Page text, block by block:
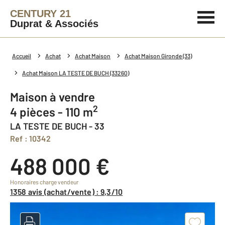
CENTURY 21
Duprat & Associés
Accueil Achat Achat Maison Achat Maison Gironde (33)
Achat Maison LA TESTE DE BUCH (33260)
Maison à vendre
4 pièces - 110 m2
LA TESTE DE BUCH - 33
Ref : 10342
488 000 €
Honoraires charge vendeur
1358 avis (achat/vente) : 9,3/10